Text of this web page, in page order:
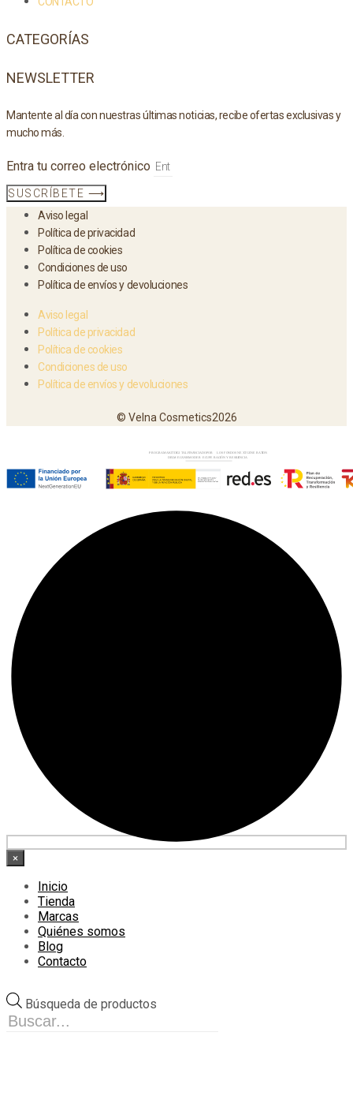
CATEGORÍAS
NEWSLETTER
Mantente al día con nuestras últimas noticias, recibe ofertas exclusivas y
mucho más.
Entra tu correo electrónico
SUSCRÍBETE ⟶
Aviso legal
Política de privacidad
Política de cookies
Condiciones de uso
Política de envíos y devoluciones
Aviso legal
Política de privacidad
Política de cookies
Condiciones de uso
Política de envíos y devoluciones
© Velna Cosmetics2026
×
Inicio
Tienda
Marcas
Quiénes somos
Blog
Contacto
Búsqueda de productos